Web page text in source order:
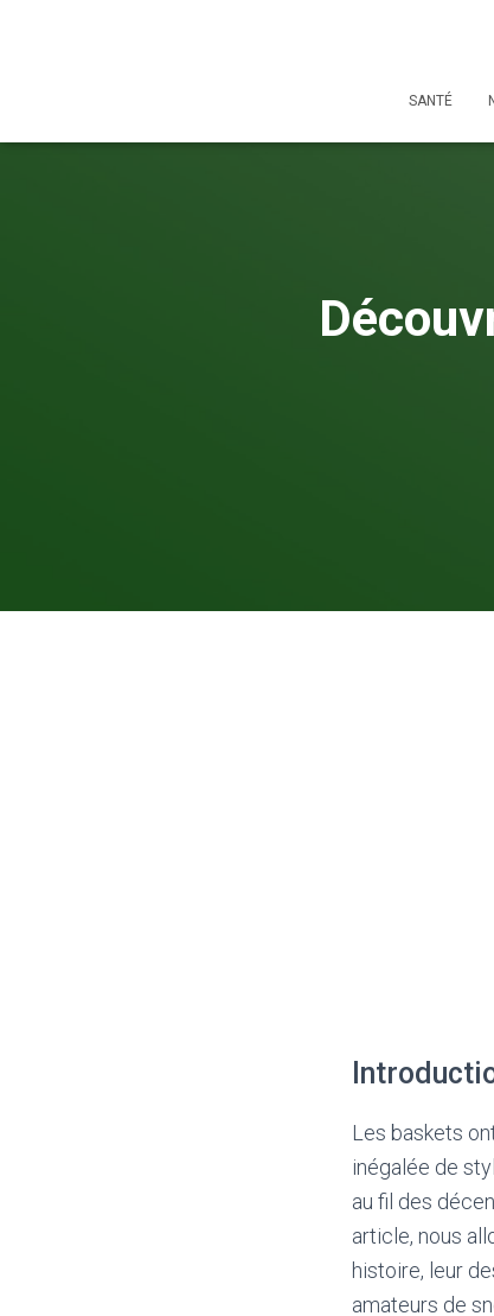
SANTÉ
Les baskets
inégalée de
au fil des
article, nous
histoire, leur
amateurs de